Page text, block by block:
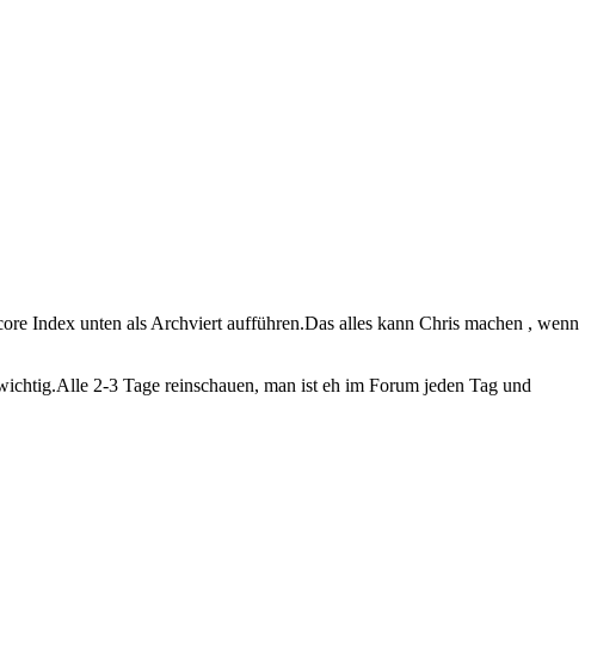
Index unten als Archviert aufführen.Das alles kann Chris machen , wenn
2-3 Tage reinschauen, man ist eh im Forum jeden Tag und